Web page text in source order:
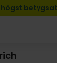
högst